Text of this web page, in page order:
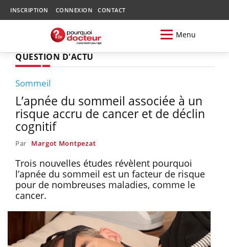
INSCRIPTION CONNEXION CONTACT
Menu
QUESTION D'ACTU
Sommeil
L’apnée du sommeil associée à un
risque accru de cancer et de déclin
cognitif
Par Margot Montpezat
Trois nouvelles études révèlent pourquoi
l’apnée du sommeil est un facteur de risque
pour de nombreuses maladies, comme le
cancer.